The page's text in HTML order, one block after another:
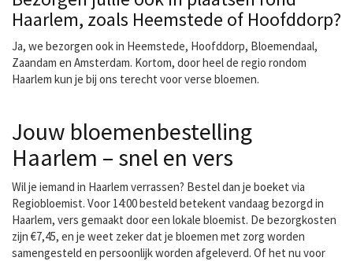
Haarlem, zoals Heemstede of Hoofddorp?
Ja, we bezorgen ook in Heemstede, Hoofddorp, Bloemendaal,
Zaandam en Amsterdam. Kortom, door heel de regio rondom
Haarlem kun je bij ons terecht voor verse bloemen.
Jouw bloemenbestelling
Haarlem – snel en vers
Wil je iemand in Haarlem verrassen? Bestel dan je boeket via
Regiobloemist. Voor 14:00 besteld betekent vandaag bezorgd in
Haarlem, vers gemaakt door een lokale bloemist. De bezorgkosten
zijn €7,45, en je weet zeker dat je bloemen met zorg worden
samengesteld en persoonlijk worden afgeleverd. Of het nu voor